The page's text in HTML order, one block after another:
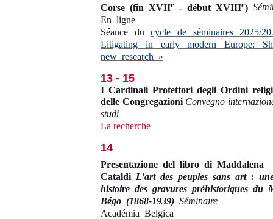
Corse (fin XVIIe - début XVIIIe)
En ligne
Séance ducycle de séminaires 2025/
Litigating in early modern Europe:
new research »
13 - 15
I Cardinali Protettori degli Ordini
delle Congregazioni Convegno
studi
La recherche
14
Presentazione del libro di Maddalena
Cataldi L’art des peuples sans art :
histoire des gravures préhistoriques du
Bégo (1868-1939) Séminaire
Académia Belgica